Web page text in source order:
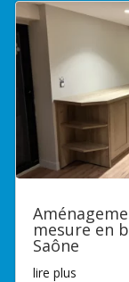
mesure en
Saône
lire plus